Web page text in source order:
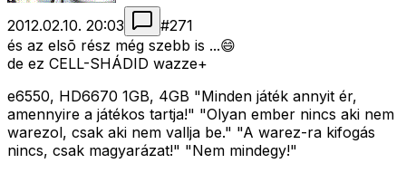
2012.02.10. 20:03 #271
és az elsõ rész még szebb is ...😄
de ez CELL-SHÁDID wazze+
e6550, HD6670 1GB, 4GB "Minden játék annyit ér,
amennyire a játékos tartja!" "Olyan ember nincs aki nem
warezol, csak aki nem vallja be." "A warez-ra kifogás
nincs, csak magyarázat!" "Nem mindegy!"